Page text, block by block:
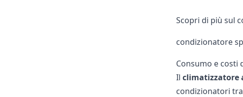
Scopri di più sul
condizionatore
Consumo e costi
Il climatizzatore
condizionatori